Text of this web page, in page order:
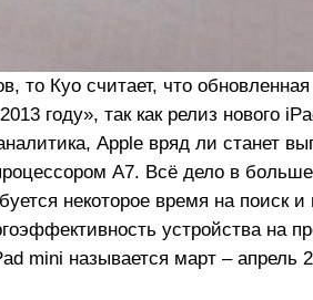
то Куо считает, что
году», так как релиз нового
Apple вряд ли станет
A7. Всё дело в
некоторое время на поиск и
устройства на
mini называется март – апрель